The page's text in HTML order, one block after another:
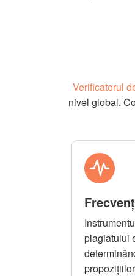
Verificatorul
nivel global.
plagiatului